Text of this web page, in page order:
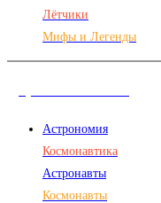
Лётчики
Мифы и Легенды
Астрономия
Космонавтика
Астронавты
Космонавты